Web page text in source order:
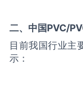
二、中国PVC/
目前我国行业主
示：